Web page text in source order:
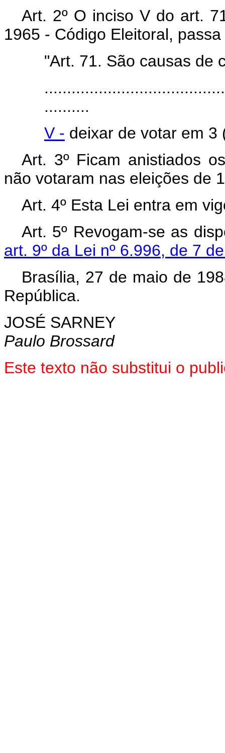
Art. 2º O inciso V do art.
1965 - Código Eleitoral,
"Art. 71. São causas de
..........
V - deixar de votar em 3
Art. 3º Ficam anistiados
não votaram nas eleições de
Art. 4º Esta Lei entra em
Art. 5º Revogam-se as
art. 9º da Lei nº 6.996, de 7
Brasília, 27 de maio de
República.
JOSÉ SARNEY
Paulo Brossard
Este texto não substitui o